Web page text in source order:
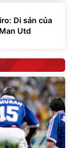
Di sản của
Utd